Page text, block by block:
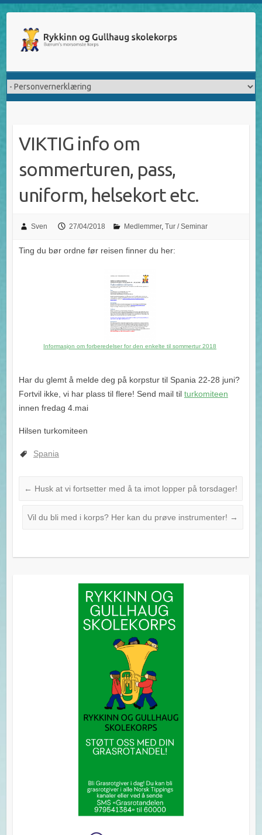
content
VIKTIG info om
sommerturen, pass,
uniform, helsekort etc.
Sven 27/04/2018 Medlemmer, Tur / Seminar
Ting du bør ordne før reisen finner du her:
Informasjon om forberedelser for den enkelte til sommertur 2018
Har du glemt å melde deg på korpstur til Spania 22-28 juni?
Fortvil ikke, vi har plass til flere! Send mail til turkomiteen
innen fredag 4.mai
Hilsen turkomiteen
Spania
← Husk at vi fortsetter med å ta imot lopper på torsdager!
Vil du bli med i korps? Her kan du prøve instrumenter! →